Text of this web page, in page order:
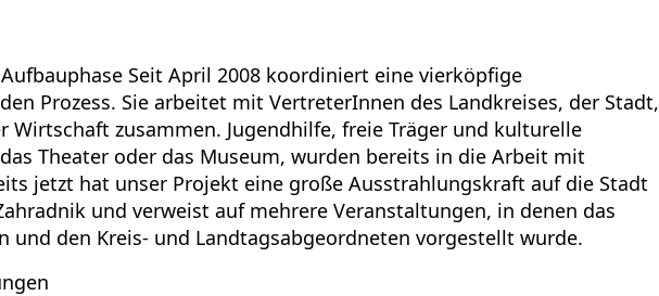
Seit April 2008 koordiniert eine vierköpfige
Prozess. Sie arbeitet mit VertreterInnen des Landkreises, der Stadt,
Wirtschaft zusammen. Jugendhilfe, freie Träger und kulturelle
Theater oder das Museum, wurden bereits in die Arbeit mit
jetzt hat unser Projekt eine große Ausstrahlungskraft auf die Stadt
und verweist auf mehrere Veranstaltungen, in denen das
und den Kreis- und Landtagsabgeordneten vorgestellt wurde.